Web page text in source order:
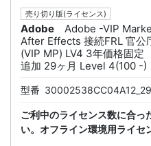
売り切り版(ライセンス)
Adobe
Adobe -VIP
After Effects 接続FRL 官公
(VIP MP) LV4 3年価格固定
追加 29ヶ月 Level 4(100 -)
型番 30002538CC04A12_29
ご利中のライセンス数に合っ
い。オフライン環境用ライセ